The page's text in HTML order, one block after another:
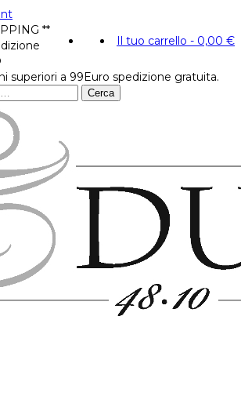
Il tuo carrello - 0,00 €
**
superiori a 99Euro spedizione gratuita.
Cerca